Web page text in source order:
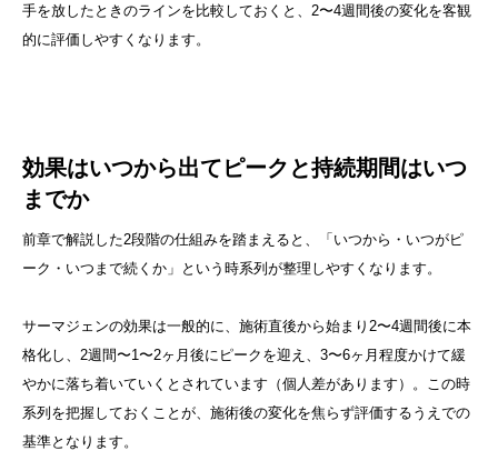
手を放したときのラインを比較しておくと、2〜4週間後の変化を客観
的に評価しやすくなります。
効果はいつから出てピークと持続期間はいつ
までか
前章で解説した2段階の仕組みを踏まえると、「いつから・いつがピ
ーク・いつまで続くか」という時系列が整理しやすくなります。
サーマジェンの効果は一般的に、施術直後から始まり2〜4週間後に本
格化し、2週間〜1〜2ヶ月後にピークを迎え、3〜6ヶ月程度かけて緩
やかに落ち着いていくとされています（個人差があります）。この時
系列を把握しておくことが、施術後の変化を焦らず評価するうえでの
基準となります。